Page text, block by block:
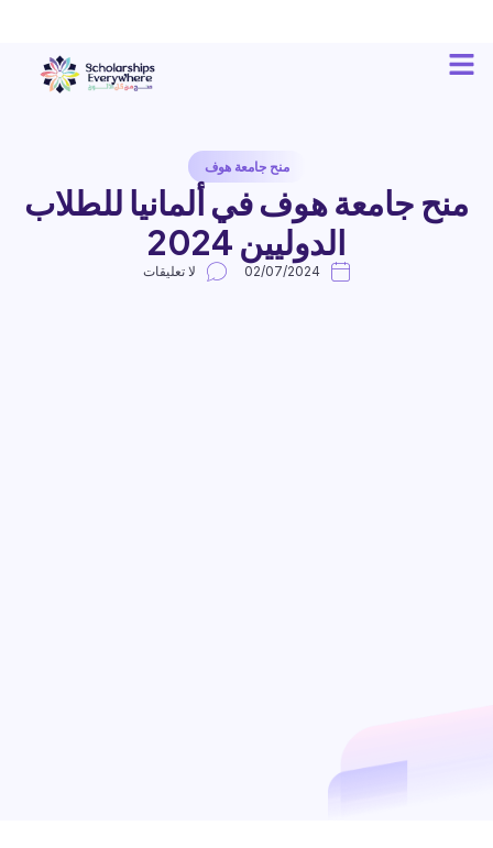
منح جامعة هوف
منح جامعة هوف في ألمانيا للطلاب
الدوليين 2024
02/07/2024 لا تعليقات